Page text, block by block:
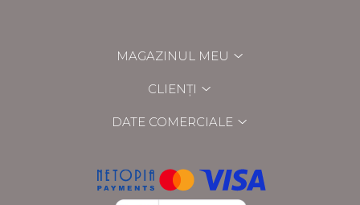
MAGAZINUL MEU
CLIENȚI
DATE COMERCIALE